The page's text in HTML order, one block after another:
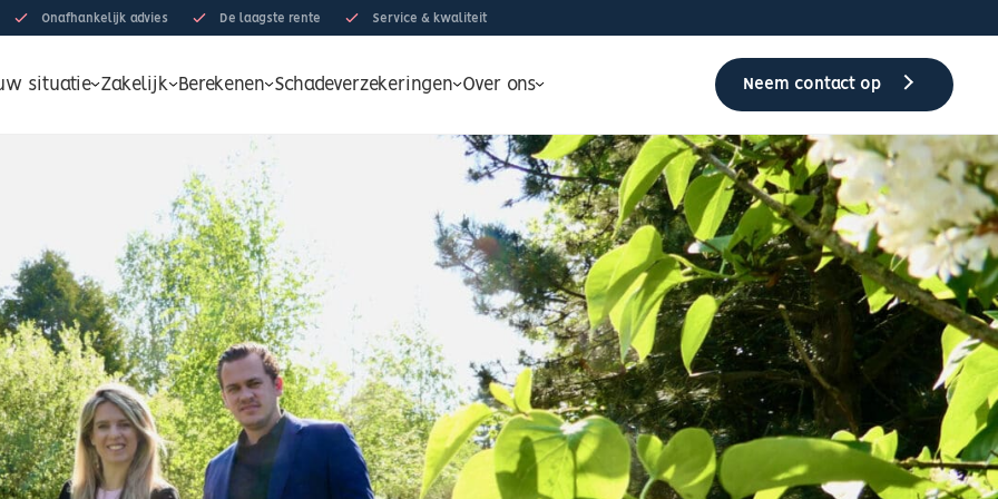
Onafhankelijk advies De laagste rente Service & kwaliteit
situatie Zakelijk Berekenen Schadeverzekeringen Over ons Neem contact op